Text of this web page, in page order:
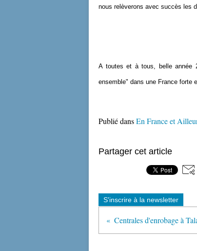
nous relèverons avec succès les
A toutes et à tous, belle année
ensemble" dans une France forte
Publié dansEn France et
Partager cet article
S'inscrire à la newsletter